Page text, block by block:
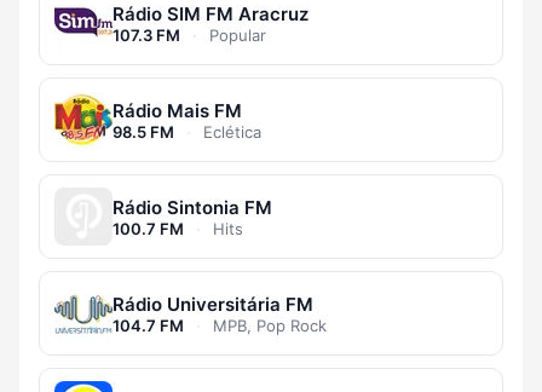
Rádio SIM FM Aracruz
107.3 FM · Popular
Rádio Mais FM
98.5 FM · Eclética
Rádio Sintonia FM
100.7 FM · Hits
Rádio Universitária FM
104.7 FM · MPB, Pop Rock